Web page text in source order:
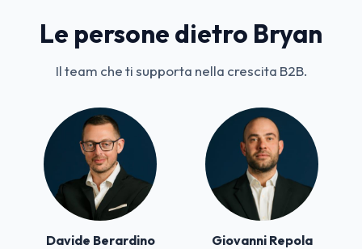
Le persone dietro Bryan
Il team che ti supporta nella crescita B2B.
Davide Berardino Giovanni Repola